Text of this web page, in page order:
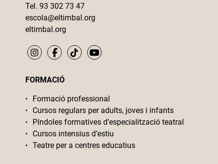
Tel. 93 302 73 47
escola@eltimbal.org
eltimbal.org
FORMACIÓ
Formació professional
Cursos regulars per adults, joves i infants
Píndoles formatives d’especialització teatral
Cursos intensius d’estiu
Teatre per a centres educatius